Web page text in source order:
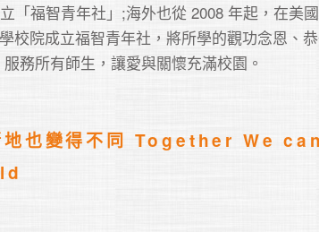
「福智青年社」;海外也從 2008 年起，在美
校院成立福智青年社，將所學的觀功念恩、
務所有師生，讓愛與關懷充滿校園。
地也變得不同 Together We can